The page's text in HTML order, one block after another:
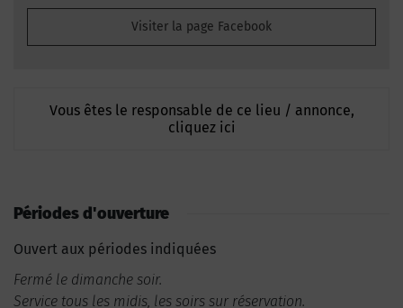
Visiter la page Facebook
Vous êtes le responsable de ce lieu / annonce,
cliquez ici
Périodes d'ouverture
Ouvert aux périodes indiquées
Fermé le dimanche soir.
Service tous les midis, les soirs sur réservation.